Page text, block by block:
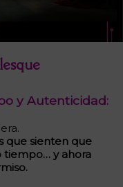
y Autenticidad:
que sienten que
tiempo… y ahora